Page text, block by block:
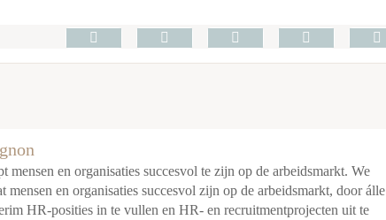
mensen en organisaties succesvol te zijn op de arbeidsmarkt. We
mensen en organisaties succesvol zijn op de arbeidsmarkt, door álle
HR-posities in te vullen en HR- en recruitmentprojecten uit te